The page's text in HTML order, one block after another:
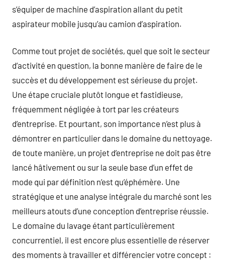
s’équiper de machine d’aspiration allant du petit
aspirateur mobile jusqu’au camion d’aspiration.
Comme tout projet de sociétés, quel que soit le secteur
d’activité en question, la bonne manière de faire de le
succès et du développement est sérieuse du projet.
Une étape cruciale plutôt longue et fastidieuse,
fréquemment négligée à tort par les créateurs
d’entreprise. Et pourtant, son importance n’est plus à
démontrer en particulier dans le domaine du nettoyage.
de toute manière, un projet d’entreprise ne doit pas être
lancé hâtivement ou sur la seule base d’un effet de
mode qui par définition n’est qu’éphémère. Une
stratégique et une analyse intégrale du marché sont les
meilleurs atouts d’une conception d’entreprise réussie.
Le domaine du lavage étant particulièrement
concurrentiel, il est encore plus essentielle de réserver
des moments à travailler et différencier votre concept :